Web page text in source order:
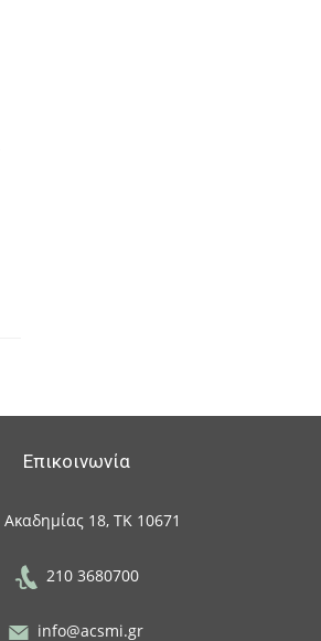
Επικοινωνία
Ακαδημίας 18, ΤΚ 10671
210 3680700
info@acsmi.gr